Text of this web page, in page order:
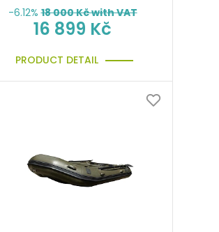
-6.12% 18 000Kč with VAT
16 899 Kč
PRODUCT DETAIL